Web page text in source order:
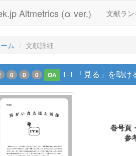
Altmetrics (α ver.) 文献ラ
ム 文献詳細
0 0 0 OA 1-1 「見る」を助け
巻号頁
参